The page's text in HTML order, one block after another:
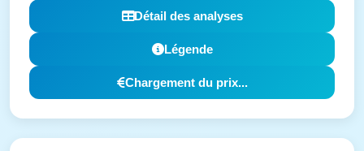
Détail des analyses
Légende
Chargement du prix...